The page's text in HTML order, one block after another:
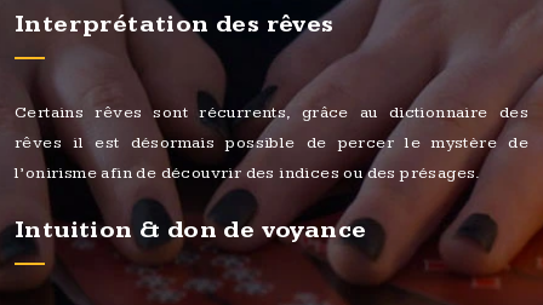
Interprétation des rêves
Certains rêves sont récurrents, grâce au dictionnaire des
rêves il est désormais possible de percer le mystère de
l’onirisme afin de découvrir des indices ou des présages.
Intuition & don de voyance